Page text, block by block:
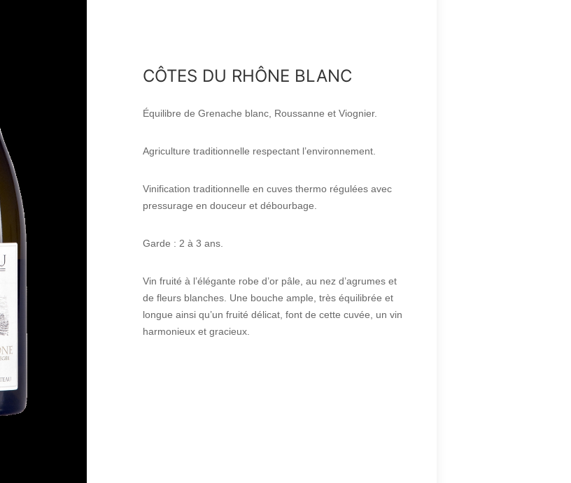
CÔTES DU RHÔNE BLANC
Équilibre de Grenache blanc, Roussanne et Viognier.
Agriculture traditionnelle respectant l’environnement.
Vinification traditionnelle en cuves thermo régulées avec
pressurage en douceur et débourbage.
Garde : 2 à 3 ans.
Vin fruité à l’élégante robe d’or pâle, au nez d’agrumes et
de fleurs blanches. Une bouche ample, très équilibrée et
longue ainsi qu’un fruité délicat, font de cette cuvée, un vin
harmonieux et gracieux.